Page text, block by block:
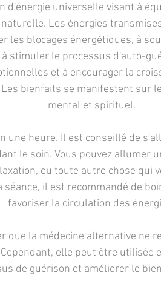
d'énergie universelle visant à
Les énergies
les blocages énergétiques, à
stimuler le processus d'auto-
et à encourager la
bienfaits se manifestent sur
mental et spirituel.
une heure. Il est conseillé de
le soin. Vous pouvez allumer
ou toute autre chose qui
il est recommandé de
favoriser la circulation des
que la médecine alternative ne
elle peut être utilisée
de guérison et améliorer le